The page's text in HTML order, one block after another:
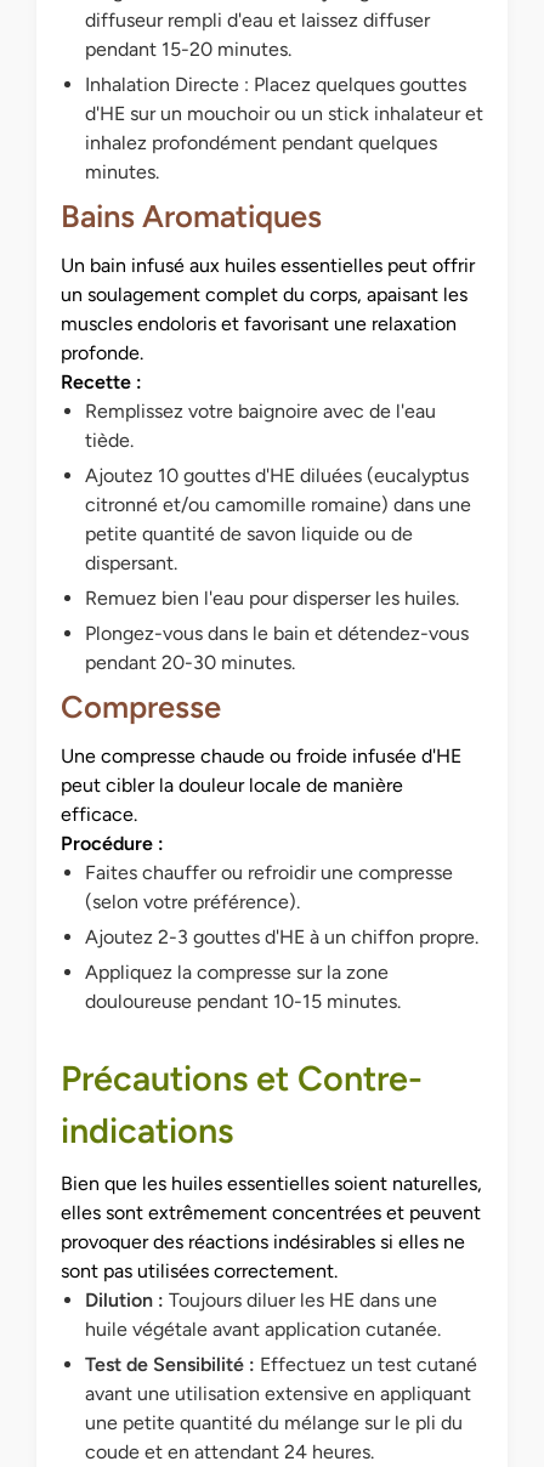
diffuseur rempli d'eau et laissez diffuser
pendant 15-20 minutes.
Inhalation Directe : Placez quelques gouttes
d'HE sur un mouchoir ou un stick inhalateur et
inhalez profondément pendant quelques
minutes.
Bains Aromatiques
Un bain infusé aux huiles essentielles peut offrir
un soulagement complet du corps, apaisant les
muscles endoloris et favorisant une relaxation
profonde.
Recette :
Remplissez votre baignoire avec de l'eau
tiède.
Ajoutez 10 gouttes d'HE diluées (eucalyptus
citronné et/ou camomille romaine) dans une
petite quantité de savon liquide ou de
dispersant.
Remuez bien l'eau pour disperser les huiles.
Plongez-vous dans le bain et détendez-vous
pendant 20-30 minutes.
Compresse
Une compresse chaude ou froide infusée d'HE
peut cibler la douleur locale de manière
efficace.
Procédure :
Faites chauffer ou refroidir une compresse
(selon votre préférence).
Ajoutez 2-3 gouttes d'HE à un chiffon propre.
Appliquez la compresse sur la zone
douloureuse pendant 10-15 minutes.
Précautions et Contre-
indications
Bien que les huiles essentielles soient naturelles,
elles sont extrêmement concentrées et peuvent
provoquer des réactions indésirables si elles ne
sont pas utilisées correctement.
Dilution : Toujours diluer les HE dans une
huile végétale avant application cutanée.
Test de Sensibilité : Effectuez un test cutané
avant une utilisation extensive en appliquant
une petite quantité du mélange sur le pli du
coude et en attendant 24 heures.